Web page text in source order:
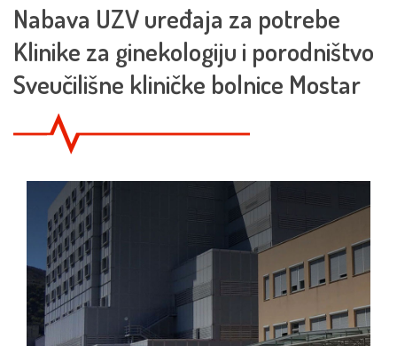
Nabava UZV uređaja za potrebe
Klinike za ginekologiju i porodništvo
Sveučilišne kliničke bolnice Mostar